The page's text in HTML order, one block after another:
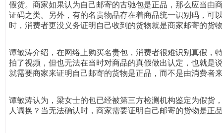
假货。商家如果认为自己邮寄的古驰包是正品，那么应当由
证码之类。另外，有的名贵物品存在着商品统一识别码，可
时，消费者更没义务证明自己收到的货物就是商家邮寄的货
谭敏涛介绍，在网络上购买名贵包，消费者很难识别真假，
拍了视频，但也无法在当时对商品的真假做出认定，也就是
就需要商家来证明自己邮寄的货物是正品，而不是由消费者
谭敏涛认为，梁女士的包已经被第三方检测机构鉴定为假货
人调换？当无法确认时，商家需要证明自己邮寄的货物是